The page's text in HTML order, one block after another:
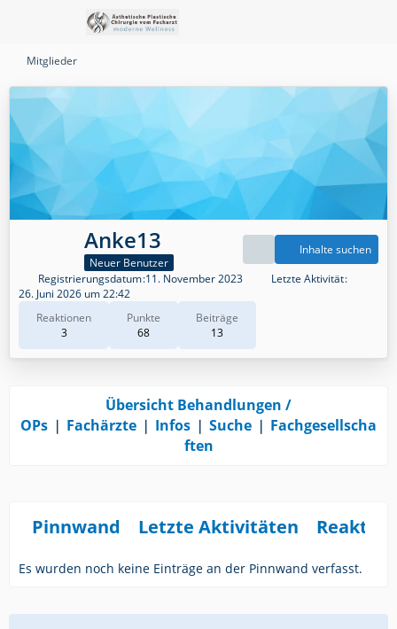
Mitglieder
Anke13
Neuer Benutzer
Reaktionen
3
Punkte
68
Beiträge
13
Inhalte suchen
Registrierungsdatum 11. November 2023
Letzte Aktivität
26. Juni 2026 um 22:42
Übersicht Behandlungen /
OPs ❘ Fachärzte ❘ Infos ❘ Suche ❘ Fachgesellscha
ften
Pinnwand Letzte Aktivitäten
Es wurden noch keine Einträge an der Pinnwand verfasst.